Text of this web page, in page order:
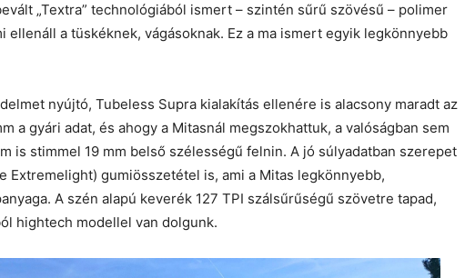
„Textra” technológiából ismert – szintén sűrű szövésű – polimer
ellenáll a tüskéknek, vágásoknak. Ez a ma ismert egyik legkönnyebb
nyújtó, Tubeless Supra kialakítás ellenére is alacsony maradt az
a gyári adat, és ahogy a Mitasnál megszokhattuk, a valóságban sem
is stimmel 19 mm belső szélességű felnin. A jó súlyadatban szerepet
Extremelight) gumiösszetétel is, ami a Mitas legkönnyebb,
A szén alapú keverék 127 TPI szálsűrűségű szövetre tapad,
hightech modellel van dolgunk.